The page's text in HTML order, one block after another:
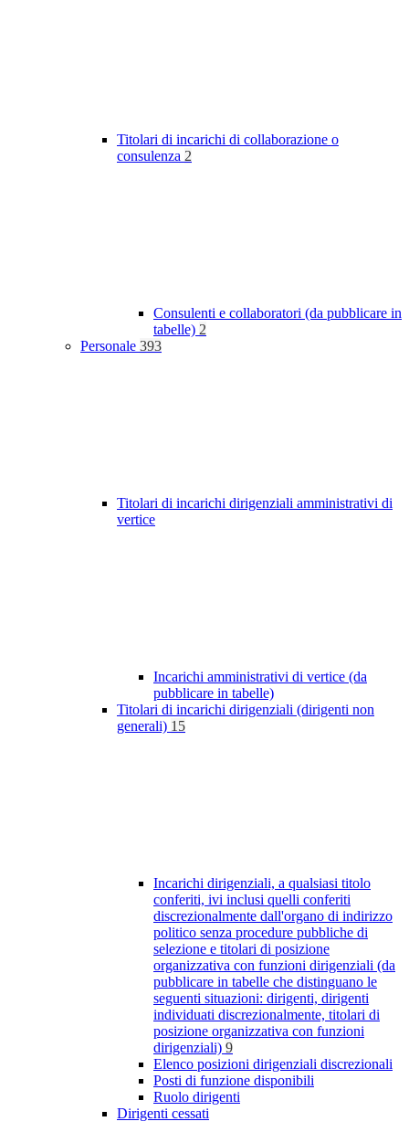
Titolari di incarichi di collaborazione o
consulenza 2
Consulenti e collaboratori (da pubblicare in
tabelle) 2
Personale 393
Titolari di incarichi dirigenziali amministrativi di
vertice
Incarichi amministrativi di vertice (da
pubblicare in tabelle)
Titolari di incarichi dirigenziali (dirigenti non
generali) 15
Incarichi dirigenziali, a qualsiasi titolo
conferiti, ivi inclusi quelli conferiti
discrezionalmente dall'organo di indirizzo
politico senza procedure pubbliche di
selezione e titolari di posizione
organizzativa con funzioni dirigenziali (da
pubblicare in tabelle che distinguano le
seguenti situazioni: dirigenti, dirigenti
individuati discrezionalmente, titolari di
posizione organizzativa con funzioni
dirigenziali) 9
Elenco posizioni dirigenziali discrezionali
Posti di funzione disponibili
Ruolo dirigenti
Dirigenti cessati